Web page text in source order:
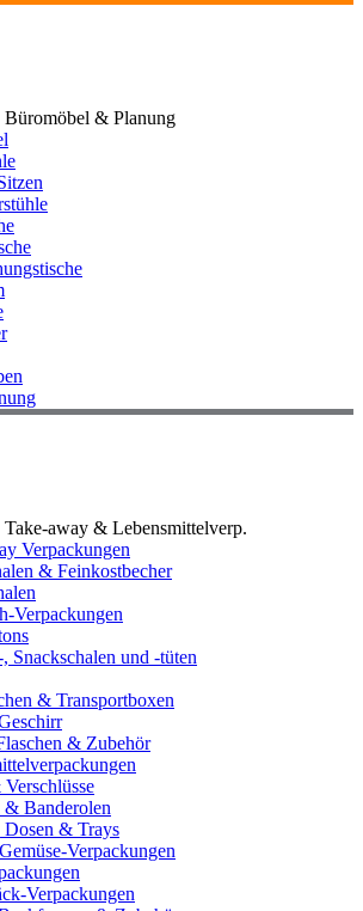
Büromöbel & Planung
Take-away & Lebensmittelverp.
Verpackungen
& Feinkostbecher
Verpackungen
Snackschalen und -tüten
& Transportboxen
& Zubehör
& Banderolen
Dosen & Trays
Verpackungen
Verpackungen